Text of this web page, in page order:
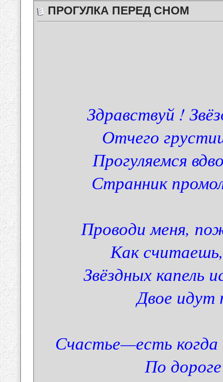
ПРОГУЛКА ПЕРЕД СНОМ
Здравствуй !
Отчего
Прогуляемся
Странник
Проводи меня,
Как
Звёздных капель
Двое идут
Счастье—есть когда
По